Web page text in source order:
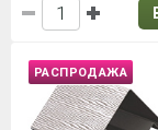
РАСПРОДАЖА